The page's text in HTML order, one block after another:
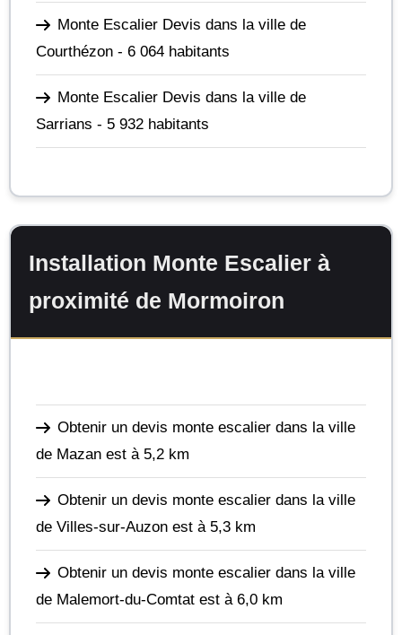
Monte Escalier Devis dans la ville de
Courthézon - 6 064 habitants
Monte Escalier Devis dans la ville de
Sarrians - 5 932 habitants
Installation Monte Escalier à
proximité de Mormoiron
Obtenir un devis monte escalier dans la ville
de Mazan est à 5,2 km
Obtenir un devis monte escalier dans la ville
de Villes-sur-Auzon est à 5,3 km
Obtenir un devis monte escalier dans la ville
de Malemort-du-Comtat est à 6,0 km